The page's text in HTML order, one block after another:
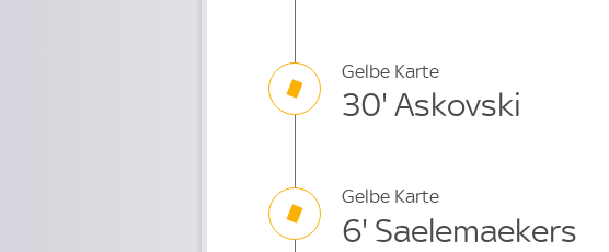
Gelbe Karte
30' Askovski
Gelbe Karte
6' Saelemaekers